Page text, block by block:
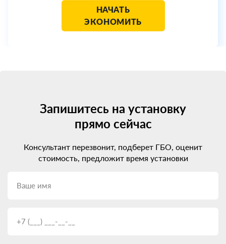
НАЧАТЬ
ЭКОНОМИТЬ
Запишитесь на установку
прямо сейчас
Консультант перезвонит, подберет ГБО, оценит
стоимость, предложит время установки